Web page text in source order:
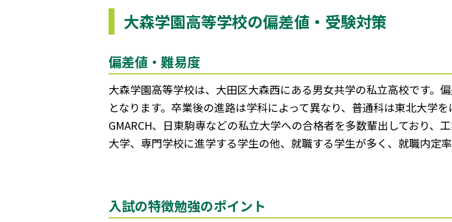
大森学園高等学校の偏差値・受験対策
偏差値・難易度
大森学園高等学校は、大田区大森西にある男女共学の私立高校です。
となります。卒業後の進路は学科によって異なり、普通科は東北大学を
GMARCH、日東駒専などの私立大学への合格者を多数輩出しており、
大学、専門学校に進学する学生の他、就職する学生が多く、就職内定率
入試の特徴勉強のポイント